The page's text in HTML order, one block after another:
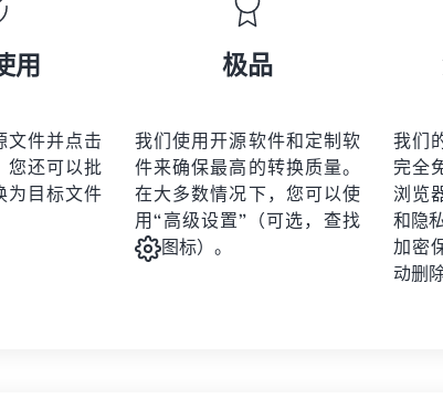
用
文件并点击
您还可以批
为目标文件
极品
我们使用开源软件和定制软
件来确保最高的转换质量。
在大多数情况下，您可以使
用“高级设置”（可选，查找
图标）。
我们
完全
浏览
和隐
加密
动删除